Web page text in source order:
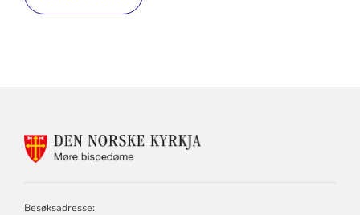
KONTAKTINFORMASJON
Besøksadresse: